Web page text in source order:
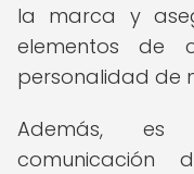
la marca y
elementos de
personalidad de
Además,
comunicación